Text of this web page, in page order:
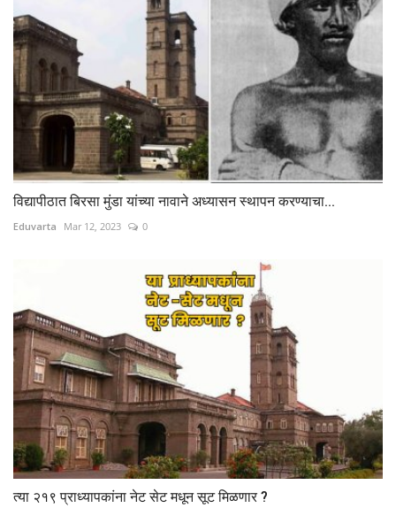
विद्यापीठात बिरसा मुंडा यांच्या नावाने अध्यासन स्थापन करण्याचा...
Eduvarta Mar 12, 2023 0
त्या २१९ प्राध्यापकांना नेट सेट मधून सूट मिळणार ?